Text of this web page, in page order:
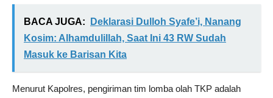
BACA JUGA:
Deklarasi Dulloh Syafe’i, Nanang
Kosim: Alhamdulillah, Saat Ini 43 RW Sudah
Masuk ke Barisan Kita
Menurut Kapolres, pengiriman tim lomba olah TKP adalah